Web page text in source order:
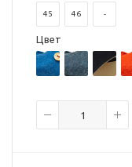
45 46 -
Цвет